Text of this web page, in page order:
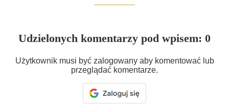
Udzielonych komentarzy pod wpisem: 0
Użytkownik musi być zalogowany aby komentować lub
przeglądać komentarze.